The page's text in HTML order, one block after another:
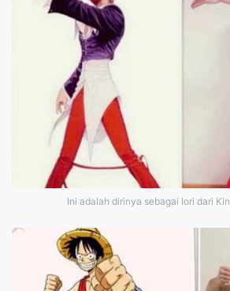
Ini adalah dirinya sebagai Iori dari